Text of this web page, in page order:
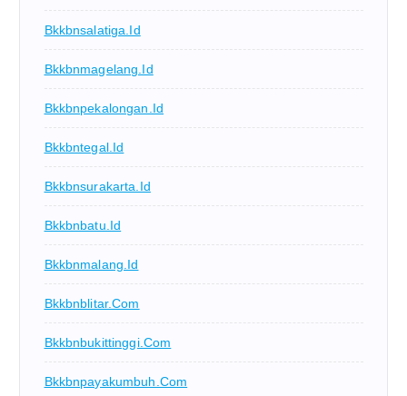
Bkkbnsalatiga.id
Bkkbnmagelang.id
Bkkbnpekalongan.id
Bkkbntegal.id
Bkkbnsurakarta.id
Bkkbnbatu.id
Bkkbnmalang.id
Bkkbnblitar.com
Bkkbnbukittinggi.com
Bkkbnpayakumbuh.com